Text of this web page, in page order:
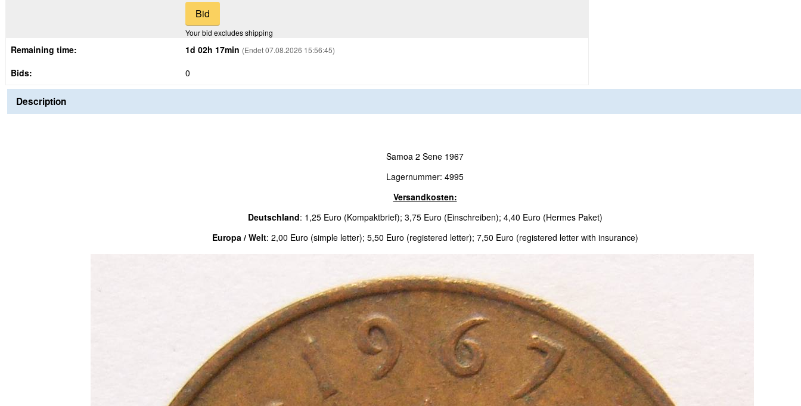
Your bid excludes shipping
Remaining time: 1d 02h 17min (Endet 07.08.2026 15:56:45)
Bids: 0
Description
Samoa 2 Sene 1967
Lagernummer: 4995
Versandkosten:
Deutschland: 1,25 Euro (Kompaktbrief); 3,75 Euro (Einschreiben); 4,40 Euro (Hermes Paket)
Europa / Welt: 2,00 Euro (simple letter); 5,50 Euro (registered letter); 7,50 Euro (registered letter with insurance)